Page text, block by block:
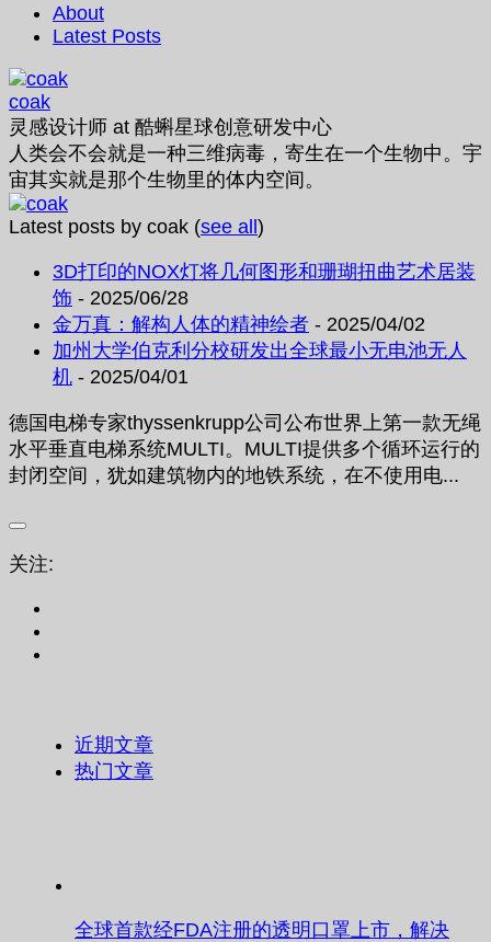
About
Latest Posts
coak
灵感设计师 at 酷蝌星球创意研发中心
人类会不会就是一种三维病毒，寄生在一个生物中。宇
宙其实就是那个生物里的体内空间。
Latest posts by coak (see all)
3D打印的NOX灯将几何图形和珊瑚扭曲艺术居装
饰 - 2025/06/28
金万真：解构人体的精神绘者 - 2025/04/02
加州大学伯克利分校研发出全球最小无电池无人
机 - 2025/04/01
德国电梯专家thyssenkrupp公司公布世界上第一款无绳
水平垂直电梯系统MULTI。MULTI提供多个循环运行的
封闭空间，犹如建筑物内的地铁系统，在不使用电...
关注:
近期文章
热门文章
全球首款经FDA注册的透明口罩上市，解决